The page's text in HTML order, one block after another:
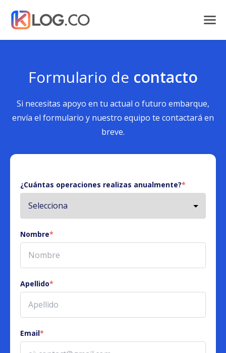
Formulario de contacto
Si necesitas apoyo en tu actual o futuro embarque,
envía el formulario y nuestro equipo te contactará en
breve.
¿Cuántas operaciones realizas anualmente?*
Nombre*
Apellido*
Email*